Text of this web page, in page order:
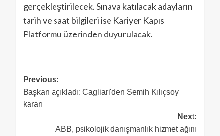
gerçekleştirilecek. Sınava katılacak adayların
tarih ve saat bilgileri ise Kariyer Kapısı
Platformu üzerinden duyurulacak.
Previous:
Başkan açıkladı: Cagliari'den Semih Kılıçsoy
kararı
Next:
ABB, psikolojik danışmanlık hizmet ağını